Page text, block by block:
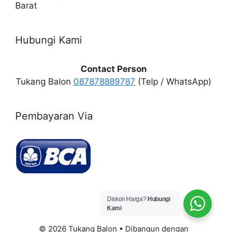
Barat
Hubungi Kami
Contact Person
Tukang Balon 087878889787 (Telp / WhatsApp)
Pembayaran Via
© 2026 Tukang Balon • Dibangun dengan
Diskon Harga? Hubungi
Kami